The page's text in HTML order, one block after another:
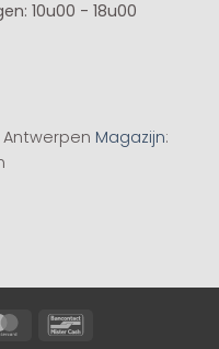
10u00 - 18u00
Magazijn:
MasterCard